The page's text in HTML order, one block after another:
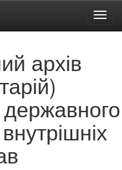
архів
державного